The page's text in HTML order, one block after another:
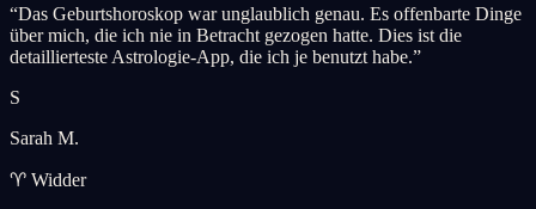
“Das Geburtshoroskop war unglaublich genau. Es offenbarte Dinge
über mich, die ich nie in Betracht gezogen hatte. Dies ist die
detaillierteste Astrologie-App, die ich je benutzt habe.”
S
Sarah M.
♈ Widder